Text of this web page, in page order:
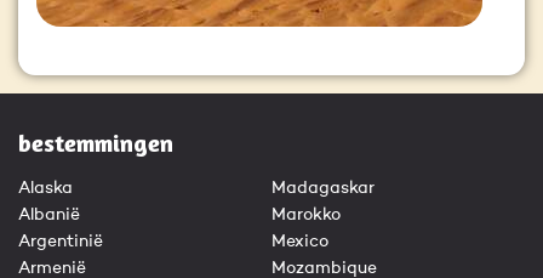
bestemmingen
Alaska
Albanië
Argentinië
Armenië
Madagaskar
Marokko
Mexico
Mozambique